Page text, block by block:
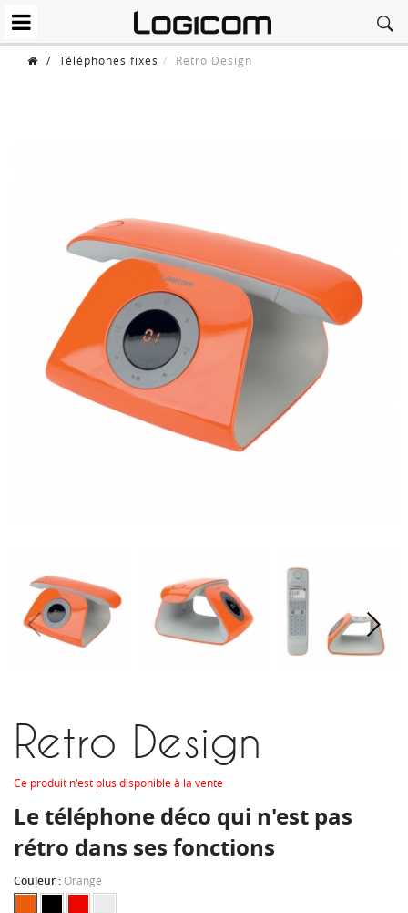
/ Téléphones fixes Retro Design
Retro Design
Ce produit n'est plus disponible à la vente
Le téléphone déco qui n'est pas
rétro dans ses fonctions
Couleur :Orange